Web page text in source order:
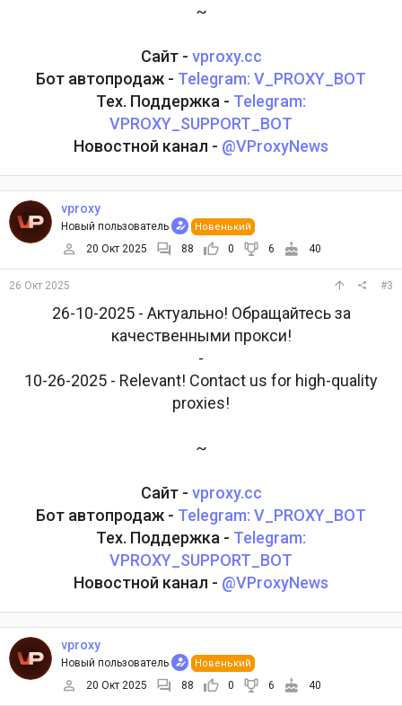
~
Сайт - vproxy.cc
Бот автопродаж - Telegram: V_PROXY_BOT
Тех. Поддержка - Telegram:
VPROXY_SUPPORT_BOT
Новостной канал - @VProxyNews
vproxy
Новый пользователь Новенький
20 Окт 2025 88 0 6 40
26 Окт 2025 #3
26-10-2025 - Актуально! Обращайтесь за
качественными прокси!
-
10-26-2025 - Relevant! Contact us for high-quality
proxies!
~
Сайт - vproxy.cc
Бот автопродаж - Telegram: V_PROXY_BOT
Тех. Поддержка - Telegram:
VPROXY_SUPPORT_BOT
Новостной канал - @VProxyNews
vproxy
Новый пользователь Новенький
20 Окт 2025 88 0 6 40